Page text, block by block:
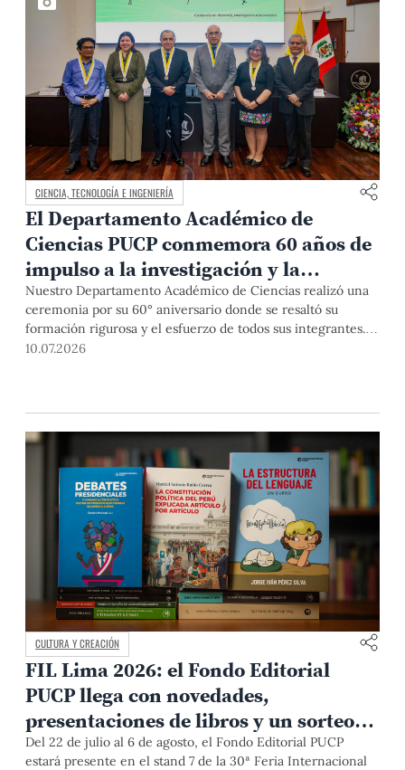
CIENCIA, TECNOLOGÍA E INGENIERÍA
El Departamento Académico de
Ciencias PUCP conmemora 60 años de
impulso a la investigación y la
formación científica
Nuestro Departamento Académico de Ciencias realizó una
ceremonia por su 60° aniversario donde se resaltó su
formación rigurosa y el esfuerzo de todos sus integrantes.
Desde su fundación, con 4 docentes, a tener, hasta el
10.07.2026
CULTURA Y CREACIÓN
FIL Lima 2026: el Fondo Editorial
PUCP llega con novedades,
presentaciones de libros y un sorteo
para sus lectores
Del 22 de julio al 6 de agosto, el Fondo Editorial PUCP
estará presente en el stand 7 de la 30ª Feria Internacional